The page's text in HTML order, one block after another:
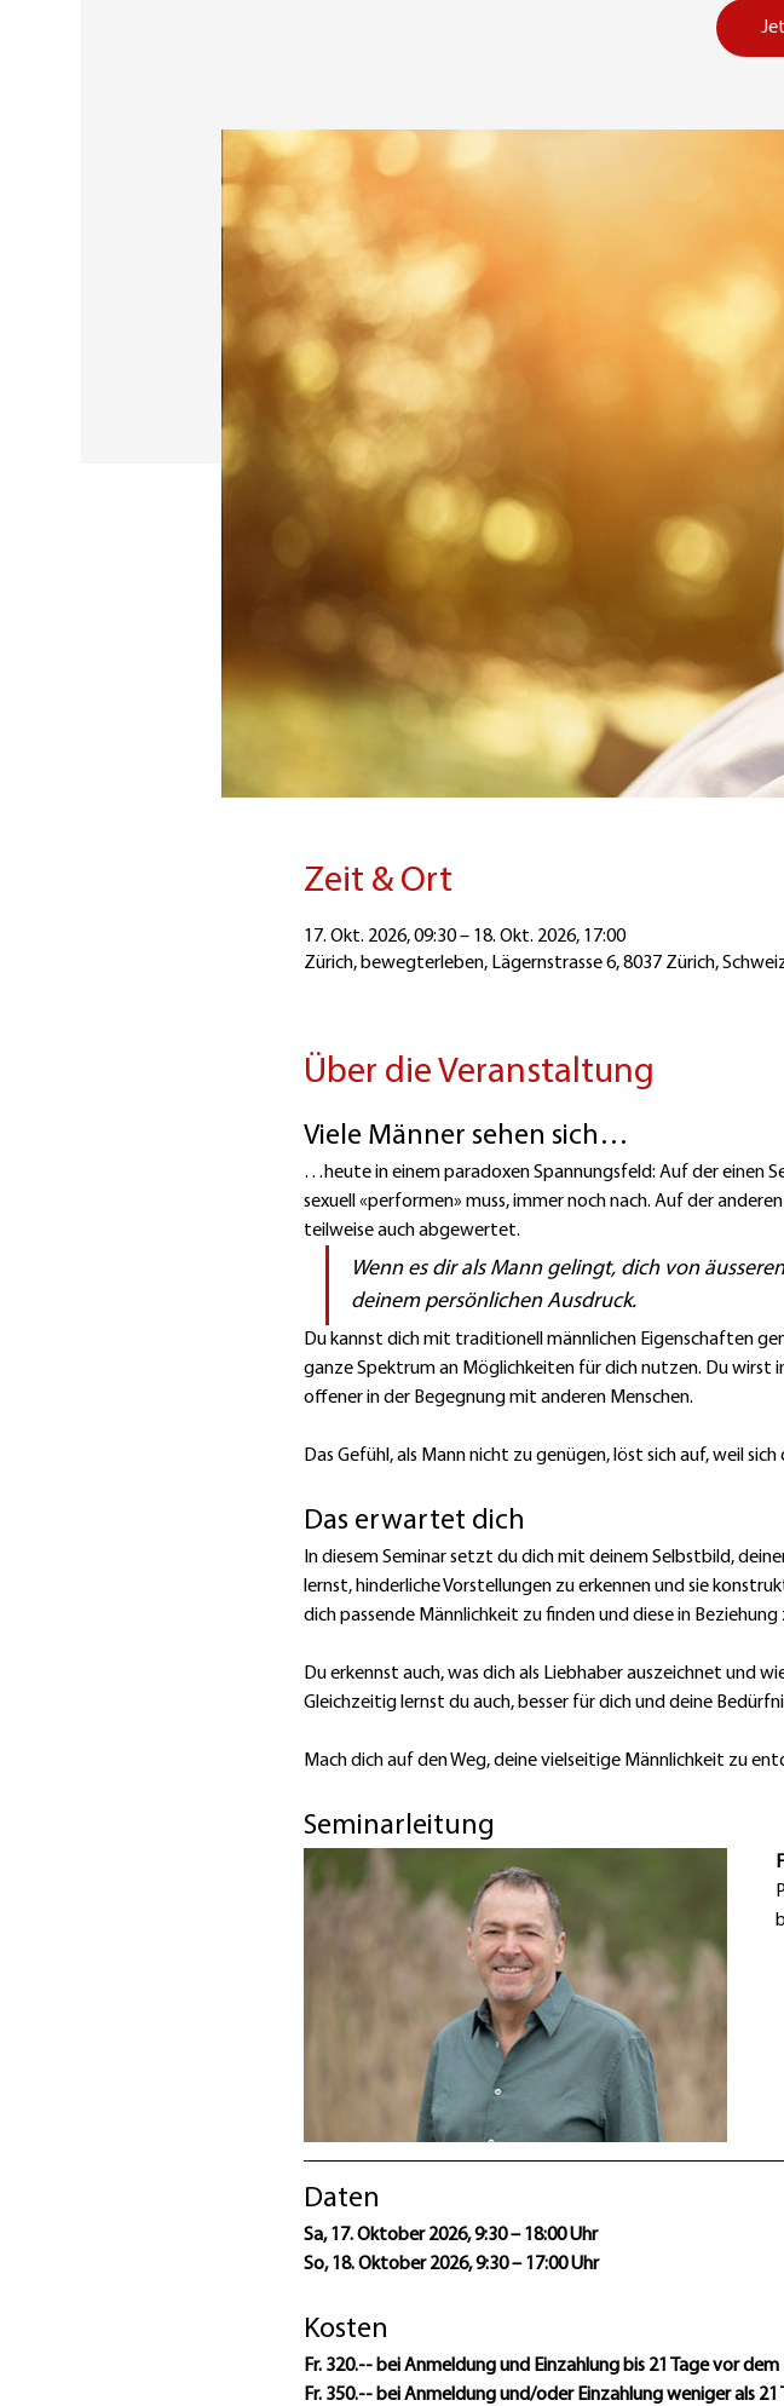
Zeit & Ort
17. Okt. 2026, 09:30 – 18. Okt. 2026, 17:00
Zürich, bewegterleben, Lägernstrasse 6, 8037 Zürich,
Über die Veranstaltung
Viele Männer sehen sich…
…heute in einem paradoxen Spannungsfeld: Auf der einen
sexuell «performen» muss, immer noch nach. Auf der
teilweise auch abgewertet.
Wenn es dir als Mann gelingt, dich von
deinem persönlichen Ausdruck.
Du kannst dich mit traditionell männlichen Eigenschaften
ganze Spektrum an Möglichkeiten für dich nutzen. Du wirst
offener in der Begegnung mit anderen Menschen.
Das Gefühl, als Mann nicht zu genügen, löst sich auf, weil
Das erwartet dich
In diesem Seminar setzt du dich mit deinem Selbstbild,
lernst, hinderliche Vorstellungen zu erkennen und sie
dich passende Männlichkeit zu finden und diese in
Du erkennst auch, was dich als Liebhaber auszeichnet und
Gleichzeitig lernst du auch, besser für dich und deine
Mach dich auf den Weg, deine vielseitige Männlichkeit zu
Seminarleitung
Daten
Sa, 17. Oktober 2026, 9:30 – 18:00 Uhr
So, 18. Oktober 2026, 9:30 – 17:00 Uhr
Kosten
Fr. 320.-- bei Anmeldung und Einzahlung bis 21 Tage vor dem
Fr. 350.-- bei Anmeldung und/oder Einzahlung weniger als 21